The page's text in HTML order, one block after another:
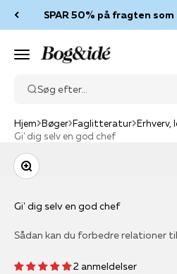
SPAR 50% på fragten
Menu Bog & idé
Søg efter...
Hjem Bøger Faglitteratur Erhverv,
Gi' dig selv en god chef
Zoom
Gi' dig selv en god chef
Sådan kan du forbedre relationer
2 anmeldelser